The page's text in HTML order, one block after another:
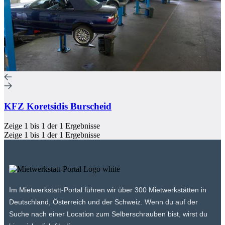
KFZ Koretsidis Burscheid
Zeige 1 bis 1 der 1 Ergebnisse
Zeige 1 bis 1 der 1 Ergebnisse
Im Mietwerkstatt-Portal führen wir über 300 Mietwerkstätten in
Deutschland, Österreich und der Schweiz. Wenn du auf der
Suche nach einer Location zum Selberschrauben bist, wirst du